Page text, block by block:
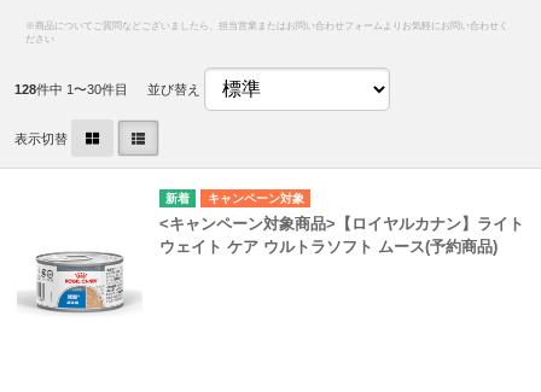
128件中 1〜30件目 並び替え
表示切替
キャンペーン対象
<キャンペーン対象商品>【ロイヤルカナン】ライト
ウェイト ケア ウルトラソフト ムース(予約商品)